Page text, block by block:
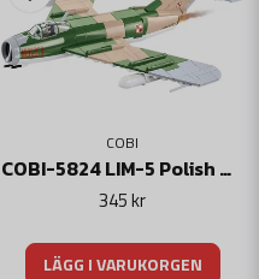
COBI
COBI-5824 LIM-5 Polish Air Force 1959
345 kr
LÄGG I VARUKORGEN